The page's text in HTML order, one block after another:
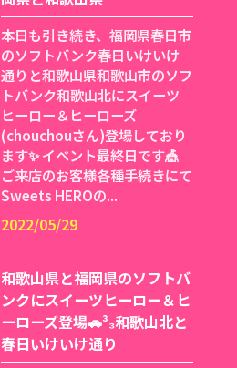
本日も引き続き、福岡県春日市
のソフトバンク春日いけいけ
通りと和歌山県和歌山市のソフ
トバンク和歌山北にスイーツ
ヒーロー＆ヒーローズ
(chouchouさん)登場しており
ます✨ イベント最終日です🎪
ご来店のお客様各種手続きにて
Sweets HEROの...
2022/05/29
和歌山県と福岡県のソフトバ
ンクにスイーツヒーロー＆ヒ
ーローズ登場🚗³₃和歌山北と
春日いけいけ通り